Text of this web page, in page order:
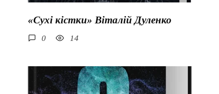
«Сухі кістки» Віталій Дуленко
0 14